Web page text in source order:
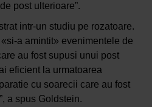
post ulterioare”.
intr-un studiu pe rozatoare.
a amintit» evenimentele de
au fost supusi unui post
eficient la urmatoarea
cu soarecii care au fost
a spus Goldstein.